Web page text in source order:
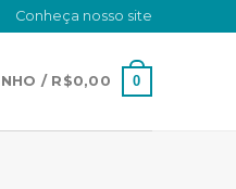
Conheça nosso site
/ R$0,00 0